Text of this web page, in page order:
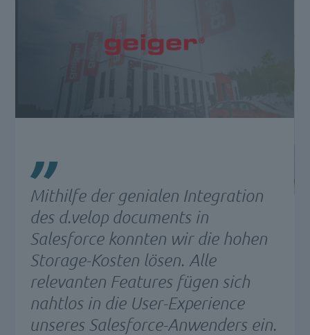
Mithilfe der genialen Integration
des d.velop documents in
Salesforce konnten wir die hohen
Storage-Kosten lösen. Alle
relevanten Features fügen sich
nahtlos in die User-Experience
unseres Salesforce-Anwenders ein.